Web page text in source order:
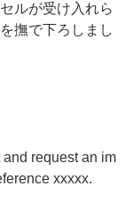
ルが受け入れら
撫で下ろしまし
and request an im
xxxxx.